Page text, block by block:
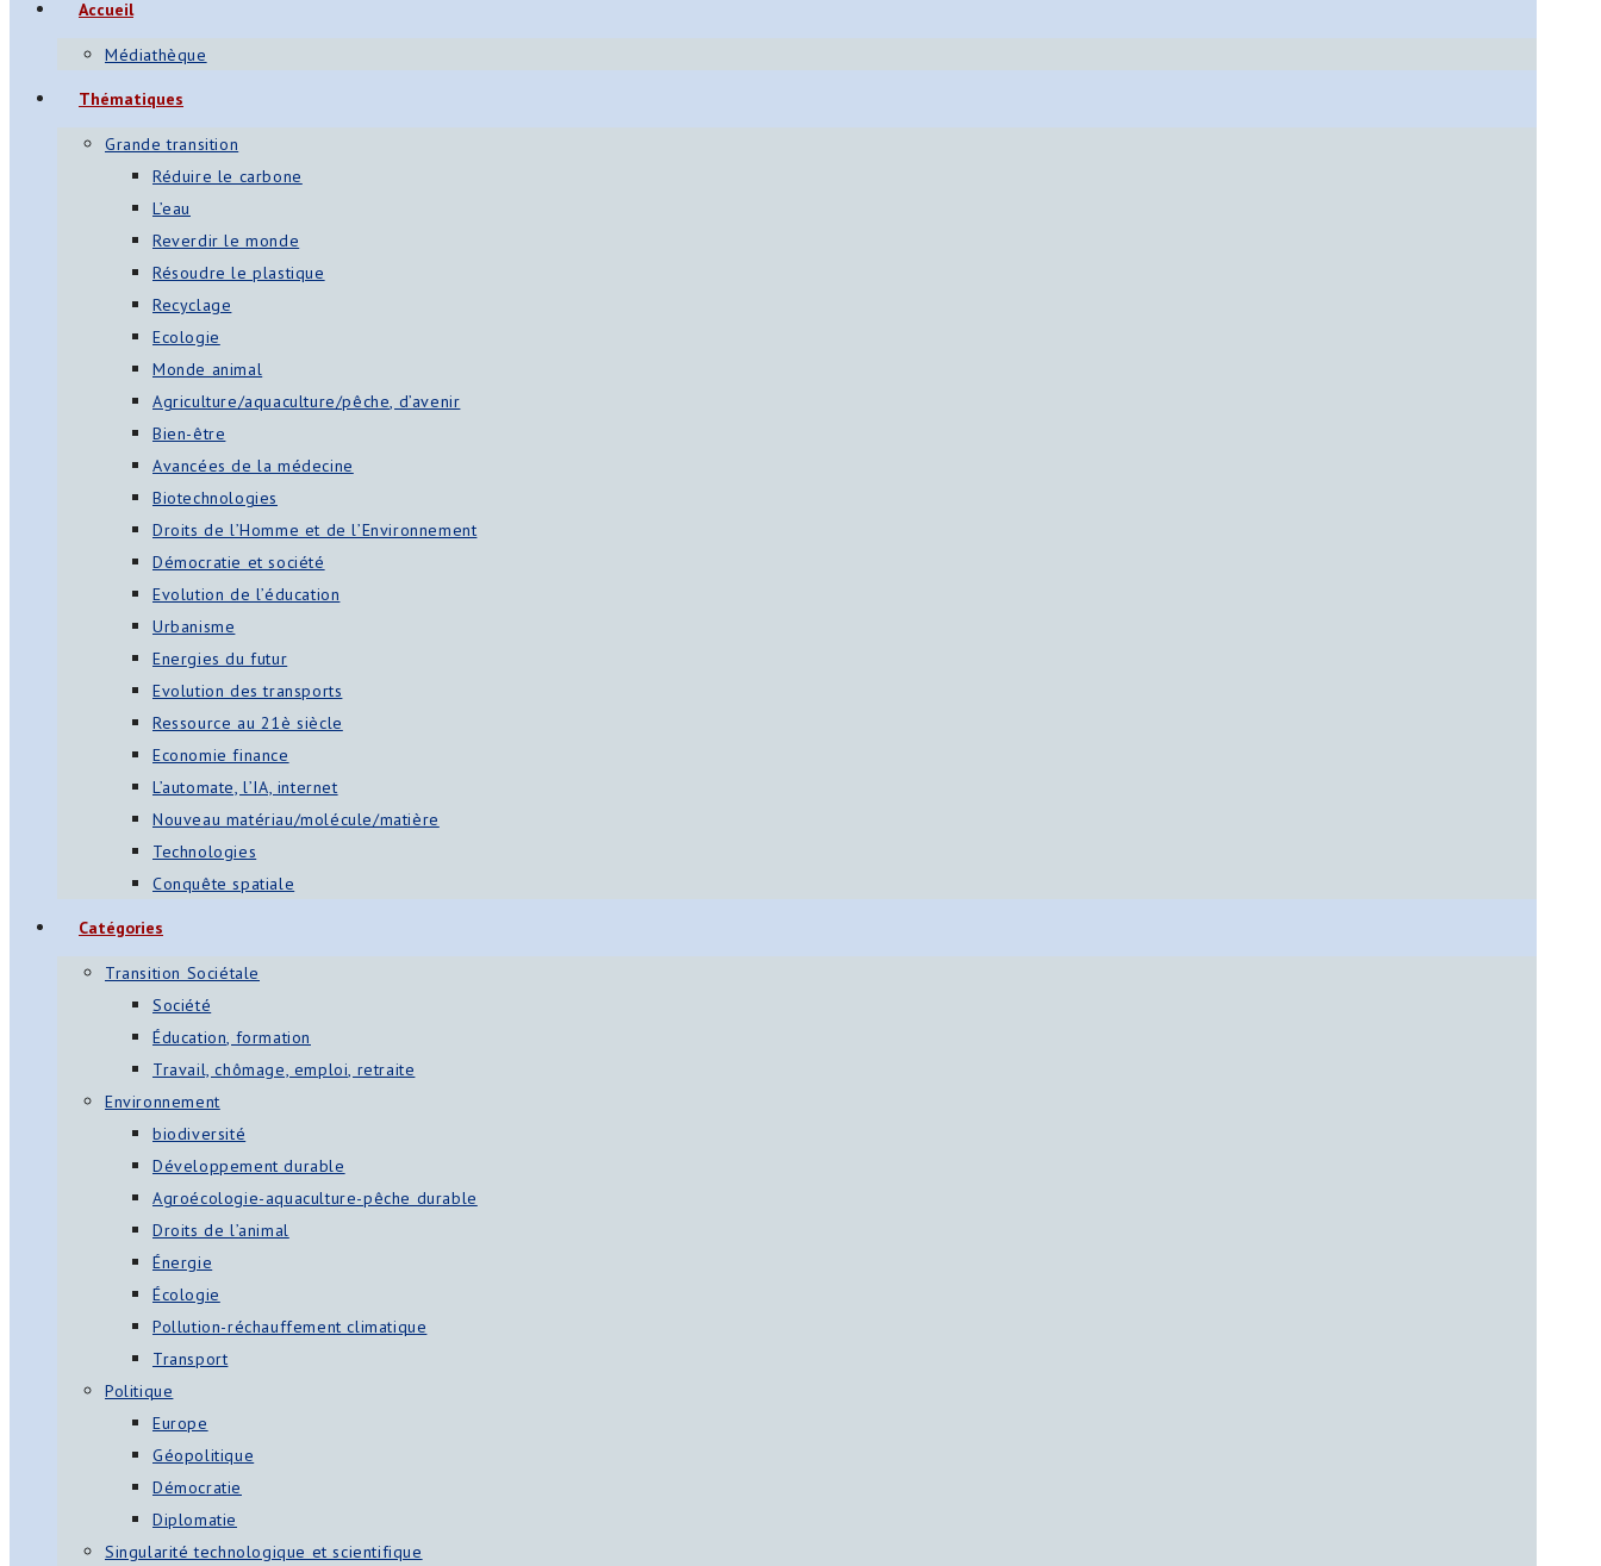
Accueil
Médiathèque
Thématiques
Grande transition
Réduire le carbone
L’eau
Reverdir le monde
Résoudre le plastique
Recyclage
Ecologie
Monde animal
Agriculture/aquaculture/pêche, d’avenir
Bien-être
Avancées de la médecine
Biotechnologies
Droits de l’Homme et de l’Environnement
Démocratie et société
Evolution de l’éducation
Urbanisme
Energies du futur
Evolution des transports
Ressource au 21è siècle
Economie finance
L’automate, l’IA, internet
Nouveau matériau/molécule/matière
Technologies
Conquête spatiale
Catégories
Transition Sociétale
Société
Éducation, formation
Travail, chômage, emploi, retraite
Environnement
biodiversité
Développement durable
Agroécologie-aquaculture-pêche durable
Droits de l’animal
Énergie
Écologie
Pollution-réchauffement climatique
Transport
Politique
Europe
Géopolitique
Démocratie
Diplomatie
Singularité technologique et scientifique